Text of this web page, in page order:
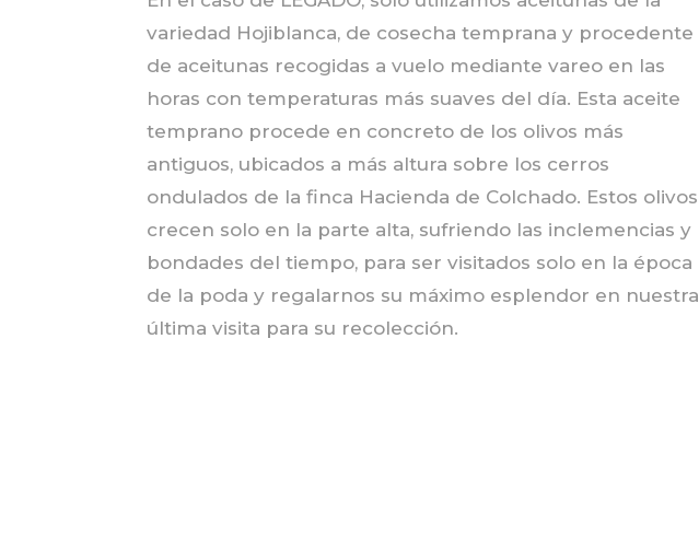
variedad Hojiblanca, de cosecha temprana y procedente
de aceitunas recogidas a vuelo mediante vareo en las
horas con temperaturas más suaves del día. Esta aceite
temprano procede en concreto de los olivos más
antiguos, ubicados a más altura sobre los cerros
ondulados de la finca Hacienda de Colchado. Estos olivos
crecen solo en la parte alta, sufriendo las inclemencias y
bondades del tiempo, para ser visitados solo en la época
de la poda y regalarnos su máximo esplendor en nuestra
última visita para su recolección.